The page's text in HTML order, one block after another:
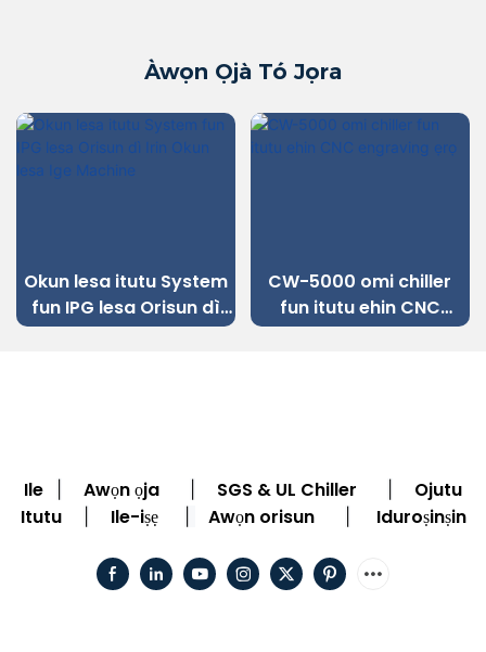
Àwọn Ọjà Tó Jọra
Okun lesa itutu System
fun IPG lesa Orisun dì
Irin Okun lesa Ige
CW-5000 omi chiller
fun itutu ehin CNC
engraving ẹrọ
Ile Awọn ọja SGS & UL Chiller
Ojutu
Itutu
Ile-iṣẹ Awọn orisun Iduroṣinṣin